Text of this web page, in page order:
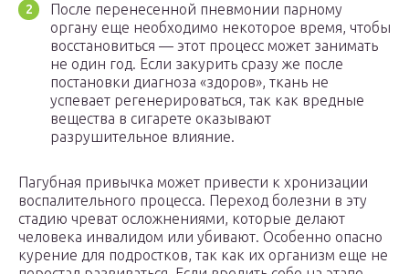
После перенесенной пневмонии парному
органу еще необходимо некоторое время, чтобы
восстановиться — этот процесс может занимать
не один год. Если закурить сразу же после
постановки диагноза «здоров», ткань не
успевает регенерироваться, так как вредные
вещества в сигарете оказывают
разрушительное влияние.
Пагубная привычка может привести к хронизации
воспалительного процесса. Переход болезни в эту
стадию чреват осложнениями, которые делают
человека инвалидом или убивают. Особенно опасно
курение для подростков, так как их организм еще не